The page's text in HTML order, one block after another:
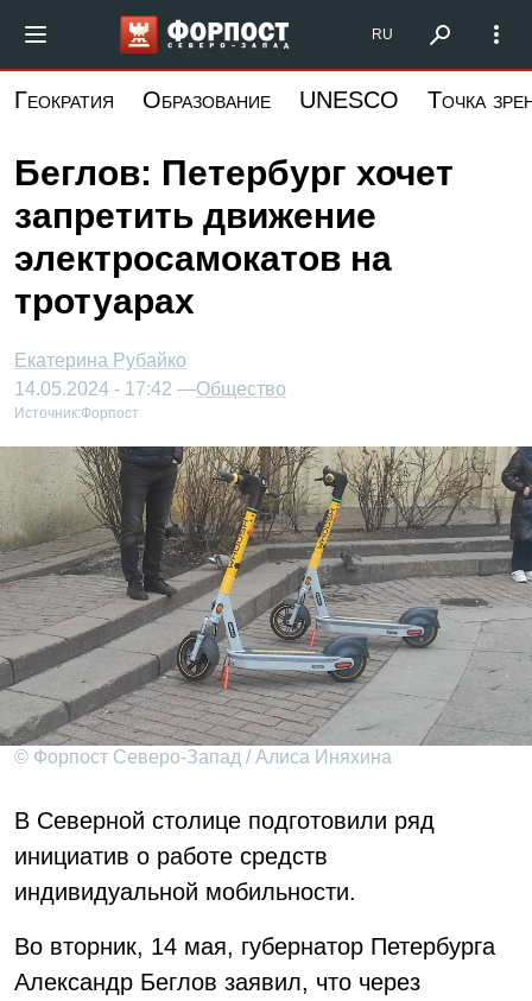
основному
Форпост Северо-Запад
RU
Геократия Образование UNESCO Точка
Беглов: Петербург хочет
запретить движение
электросамокатов на
тротуарах
Екатерина Рубайко
14.05.2024 - 17:42 —Общество
Источник:Форпост
© Форпост Северо-Запад / Алиса Иняхина
В Северной столице подготовили ряд
инициатив о работе средств
индивидуальной мобильности.
Во вторник, 14 мая, губернатор Петербурга
Александр Беглов заявил, что через